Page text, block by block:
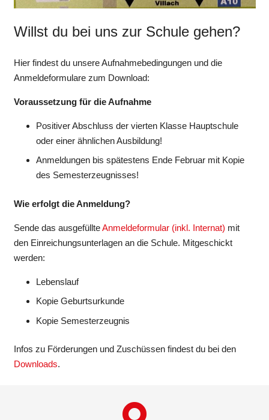
Willst du bei uns zur Schule gehen?
Hier findest du unsere Aufnahmebedingungen und die
Anmeldeformulare zum Download:
Voraussetzung für die Aufnahme
Positiver Abschluss der vierten Klasse Hauptschule
oder einer ähnlichen Ausbildung!
Anmeldungen bis spätestens Ende Februar mit Kopie
des Semesterzeugnisses!
Wie erfolgt die Anmeldung?
Sende das ausgefüllteAnmeldeformular (inkl. Internat) mit
den Einreichungsunterlagen an die Schule. Mitgeschickt
werden:
Lebenslauf
Kopie Geburtsurkunde
Kopie Semesterzeugnis
Infos zu Förderungen und Zuschüssen findest du bei den
Downloads.